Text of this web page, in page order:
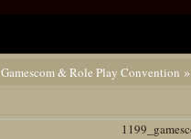
Gamescom & Role Play Convention